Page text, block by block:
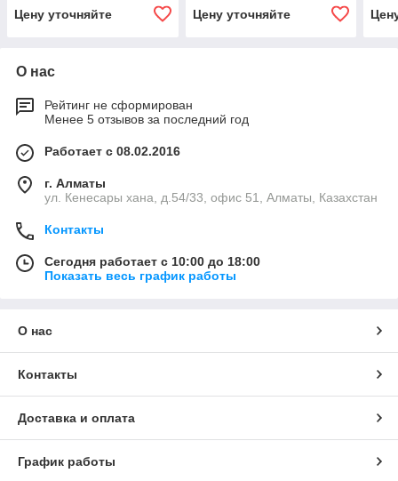
Цену уточняйте
Цену уточняйте
О нас
Рейтинг не сформирован
Менее 5 отзывов за последний год
Работает с 08.02.2016
г. Алматы
ул. Кенесары хана, д.54/33, офис 51, Алматы, Казахстан
Контакты
Сегодня работает с 10:00 до 18:00
Показать весь график работы
О нас
Контакты
Доставка и оплата
График работы